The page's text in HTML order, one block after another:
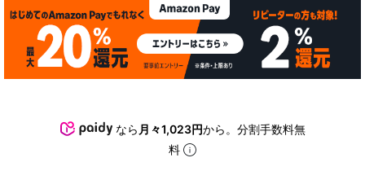
なら 月々1,023円から。分割手数料無
料